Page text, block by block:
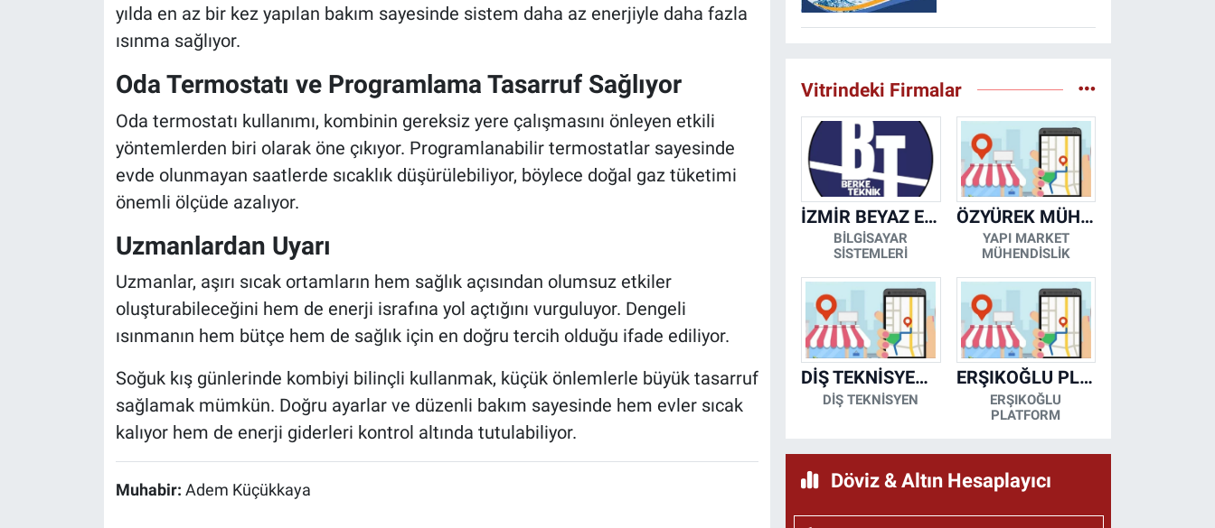
yılda en az bir kez yapılan bakım sayesinde sistem daha az enerjiyle daha fazla
ısınma sağlıyor.
Oda Termostatı ve Programlama Tasarruf Sağlıyor
Oda termostatı kullanımı, kombinin gereksiz yere çalışmasını önleyen etkili
yöntemlerden biri olarak öne çıkıyor. Programlanabilir termostatlar sayesinde
evde olunmayan saatlerde sıcaklık düşürülebiliyor, böylece doğal gaz tüketimi
önemli ölçüde azalıyor.
Uzmanlardan Uyarı
Uzmanlar, aşırı sıcak ortamların hem sağlık açısından olumsuz etkiler
oluşturabileceğini hem de enerji israfına yol açtığını vurguluyor. Dengeli
ısınmanın hem bütçe hem de sağlık için en doğru tercih olduğu ifade ediliyor.
Soğuk kış günlerinde kombiyi bilinçli kullanmak, küçük önlemlerle büyük tasarruf
sağlamak mümkün. Doğru ayarlar ve düzenli bakım sayesinde hem evler sıcak
kalıyor hem de enerji giderleri kontrol altında tutulabiliyor.
Muhabir: Adem Küçükkaya
YEMEKHANELERİNİN
Vitrindeki Firmalar
İZMİR BEYAZ EŞYA KLİMA KOMBİ SERVİSİ
BİLGİSAYAR
SİSTEMLERİ
ÖZYÜREK MÜHENDİSLİK
YAPI MARKET
MÜHENDİSLİK
DİŞ TEKNİSYENİ- MESUT KORKMAZ
DİŞ TEKNİSYEN
ERŞIKOĞLU PLATFORM
ERŞIKOĞLU
PLATFORM
Döviz & Altın Hesaplayıcı